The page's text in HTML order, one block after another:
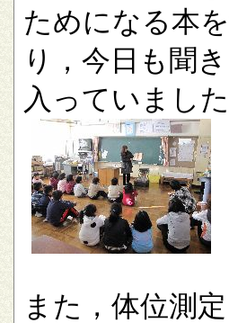
ためになる本
り，今日も聞き
入っていました
また，体位測